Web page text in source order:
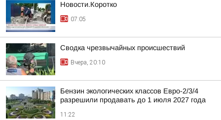
Новости.Коротко
07:05
Сводка чрезвычайных происшествий
Вчера, 20:10
Бензин экологических классов Евро-2/3/4
разрешили продавать до 1 июля 2027 года
11:22